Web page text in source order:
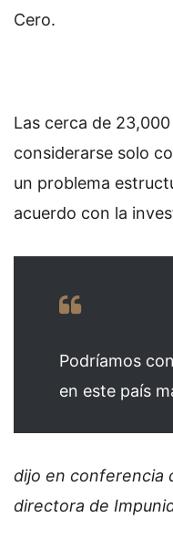
Cero.
Las cerca de
considerarse solo
un problema
acuerdo con la
Podríamos
en este país
dijo en conferencia
directora de